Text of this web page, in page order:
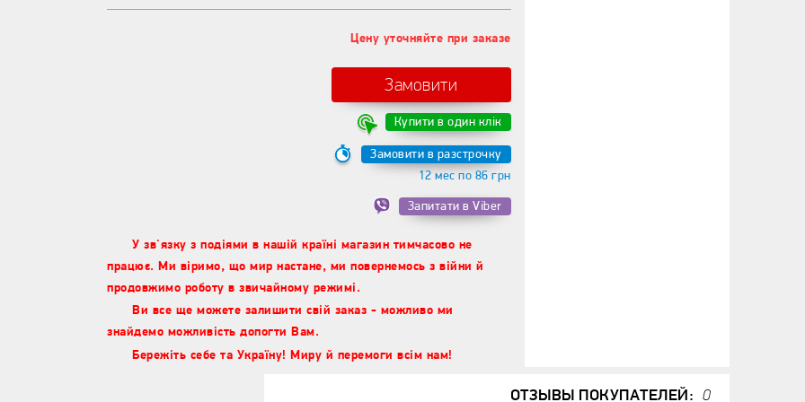
Цену уточняйте при заказе
Замовити
Купити в один клік
Замовити в разстрочку
12 мес по 86 грн
Запитати в Viber
У зв'язку з подіями в нашій країні магазин тимчасово не
працює. Ми віримо, що мир настане, ми повернемось з війни й
продовжимо роботу в звичайному режимі.
Ви все ще можете залишити свій заказ - можливо ми
знайдемо можливість допогти Вам.
Бережіть себе та Україну! Миру й перемоги всім нам!
ОТЗЫВЫ ПОКУПАТЕЛЕЙ: 0